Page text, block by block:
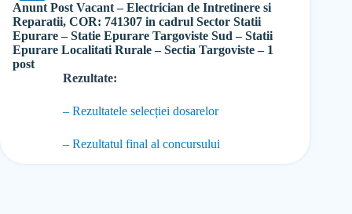
Anunt Post Vacant – Electrician de Intretinere si
Reparatii, COR: 741307 in cadrul Sector Statii
Epurare – Statie Epurare Targoviste Sud – Statii
Epurare Localitati Rurale – Sectia Targoviste – 1
post
Rezultate:
– Rezultatele selecției dosarelor
– Rezultatul final al concursului